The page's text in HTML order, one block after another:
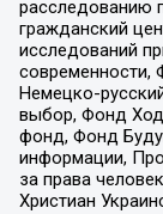
расследованию
гражданский
исследований
современности,
Немецко-
выбор, Фонд
фонд, Фонд
информации,
за права
Христиан